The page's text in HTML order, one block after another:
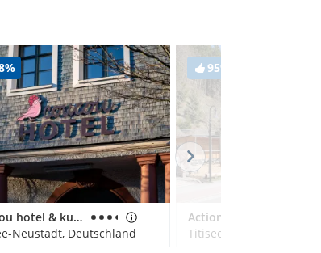
coucou hotel & kuckucks-stube (Titisee)
Neustadt, Deutschland
95%
Titisee-Neustadt,